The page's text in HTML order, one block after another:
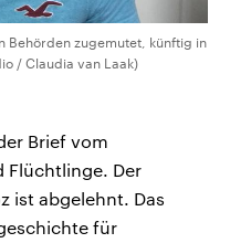
Behörden zugemutet, künftig in
/ Claudia van Laak)
Brief vom
Flüchtlinge. Der
ist abgelehnt. Das
für